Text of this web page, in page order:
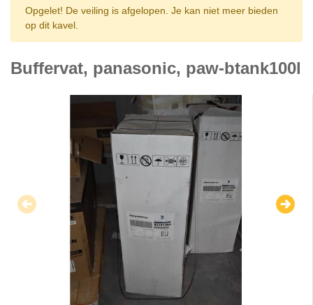
Opgelet! De veiling is afgelopen. Je kan niet meer bieden
op dit kavel.
Buffervat, panasonic, paw-btank100l